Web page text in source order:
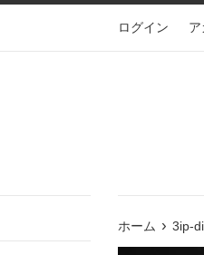
ログイン
ホーム › 3ip-